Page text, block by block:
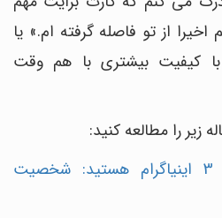
از تو فاصله گرفته ام.» یا
کیفیت بیشتری با هم وقت
زیر را مطالعه کنید:
21 نشانه که تیپ 3 اینیاگرام هستید: شخصیت